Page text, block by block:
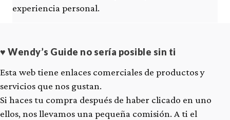
experiencia personal.
♥ Wendy’s Guide no sería posible sin ti
Esta web tiene enlaces comerciales de productos y
servicios que nos gustan.
Si haces tu compra después de haber clicado en uno
ellos, nos llevamos una pequeña comisión. A ti el